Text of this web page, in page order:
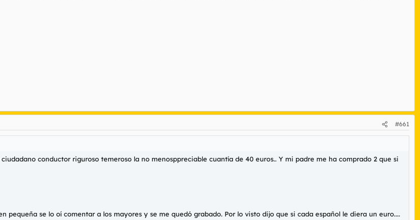
#661
conductor riguroso temeroso la no menosppreciable cuantía de 40 euros.. Y mi padre me ha comprado 2 que si
pequeña se lo oí comentar a los mayores y se me quedó grabado. Por lo visto dijo que si cada español le diera un euro....